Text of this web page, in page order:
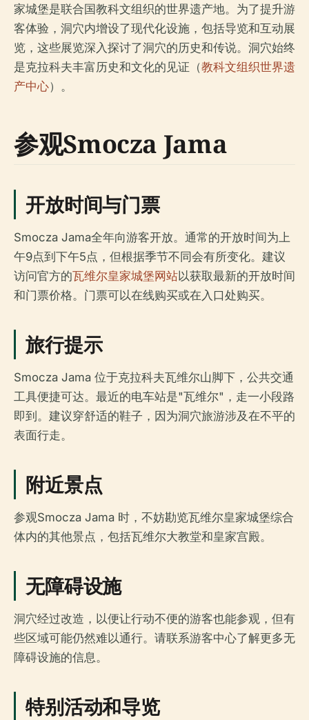
家城堡是联合国教科文组织的世界遗产地。为了提升游
客体验，洞穴内增设了现代化设施，包括导览和互动展
览，这些展览深入探讨了洞穴的历史和传说。洞穴始终
是克拉科夫丰富历史和文化的见证（教科文组织世界遗
产中心）。
参观Smocza Jama
开放时间与门票
Smocza Jama全年向游客开放。通常的开放时间为上
午9点到下午5点，但根据季节不同会有所变化。建议
访问官方的瓦维尔皇家城堡网站以获取最新的开放时间
和门票价格。门票可以在线购买或在入口处购买。
旅行提示
Smocza Jama 位于克拉科夫瓦维尔山脚下，公共交通
工具便捷可达。最近的电车站是"瓦维尔"，走一小段路
即到。建议穿舒适的鞋子，因为洞穴旅游涉及在不平的
表面行走。
附近景点
参观Smocza Jama 时，不妨勘览瓦维尔皇家城堡综合
体内的其他景点，包括瓦维尔大教堂和皇家宫殿。
无障碍设施
洞穴经过改造，以便让行动不便的游客也能参观，但有
些区域可能仍然难以通行。请联系游客中心了解更多无
障碍设施的信息。
特别活动和导览